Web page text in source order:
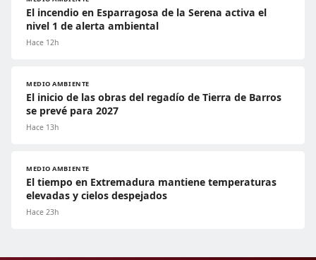
El incendio en Esparragosa de la Serena activa el
nivel 1 de alerta ambiental
Hace 12h
MEDIO AMBIENTE
El inicio de las obras del regadío de Tierra de Barros
se prevé para 2027
Hace 13h
MEDIO AMBIENTE
El tiempo en Extremadura mantiene temperaturas
elevadas y cielos despejados
Hace 23h